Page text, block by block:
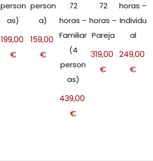
person
as)
199,00
€
person
a)
159,00
€
72
horas –
Familiar
(4
person
as)
439,00
€
72
horas –
Pareja
319,00
€
horas –
Individu
al
249,00
€